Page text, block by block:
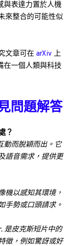
與表達力置於人機
來整合的可能性似
文章可在 arXiv 上
在一個人類與科技
問題解答
？
動而脫穎而出。它
語音需求，提供更
機以感知其環境，
手勢或口頭請求。
是皮克斯短片中的
徵，例如驚訝或好